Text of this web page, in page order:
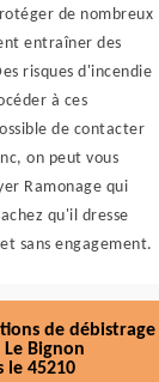
de nombreux
entraîner des
risques d'incendie
à ces
de contacter
on peut vous
Ramonage qui
qu'il dresse
sans engagement.
de débistrage
Bignon
le 45210